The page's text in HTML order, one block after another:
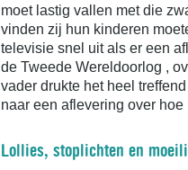
moet lastig vallen met die
vinden zij hun kinderen
televisie snel uit als er een
de Tweede Wereldoorlog ,
vader drukte het heel
naar een aflevering over
Lollies, stoplichten en